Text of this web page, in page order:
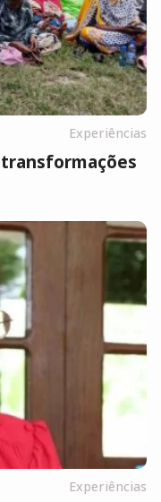
Experiências
Experiências